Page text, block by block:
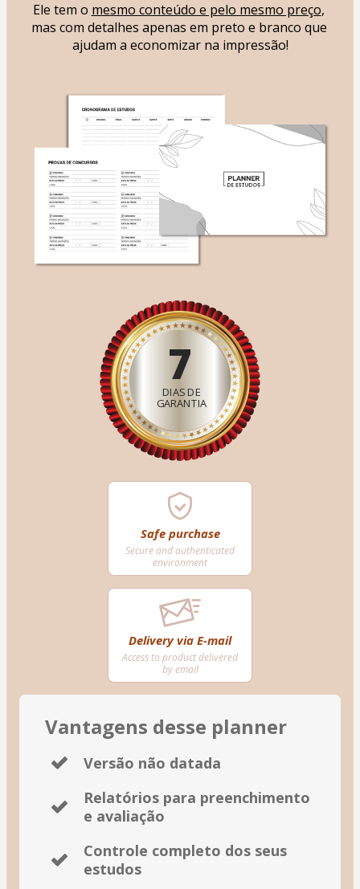
Ele tem o mesmo conteúdo e pelo mesmo preço,
mas com detalhes apenas em preto e branco que
ajudam a economizar na impressão!
7
DIAS DE
GARANTIA
Safe purchase
Secure and authenticated
environment
Delivery via E-mail
Access to product delivered
by email
Vantagens desse planner
Versão não datada
Relatórios para preenchimento
e avaliação
Controle completo dos seus
estudos